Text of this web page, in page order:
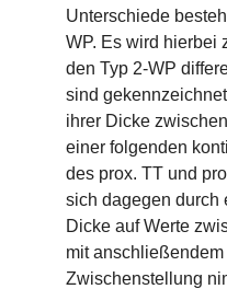
Unterschiede
WP. Es wird hierbei
den Typ 2-WP
sind
ihrer Dicke
einer folgenden
des prox. TT und
sich dagegen durch
Dicke auf Werte
mit
Zwischenstellung